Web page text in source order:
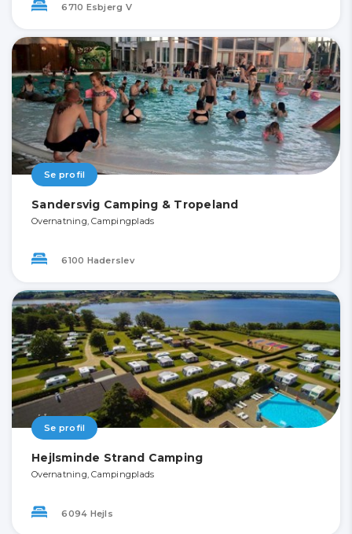
6710 Esbjerg V
Se profil
Sandersvig Camping & Tropeland
Overnatning, Campingplads
6100 Haderslev
Se profil
Hejlsminde Strand Camping
Overnatning, Campingplads
6094 Hejls